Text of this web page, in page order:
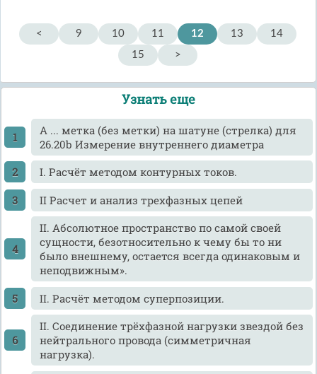
< 9 10 11 12 13
14
15
>
Узнать еще
A ... метка (без метки) на шатуне (стрелка) для
26.20b Измерение внутреннего диаметра
I. Расчёт методом контурных токов.
II Расчет и анализ трехфазных цепей
II. Абсолютное пространство по самой своей
сущности, безотносительно к чему бы то ни
было внешнему, остается всегда одинаковым и
неподвижным».
II. Расчёт методом суперпозиции.
II. Соединение трёхфазной нагрузки звездой без
нейтрального провода (симметричная
нагрузка).